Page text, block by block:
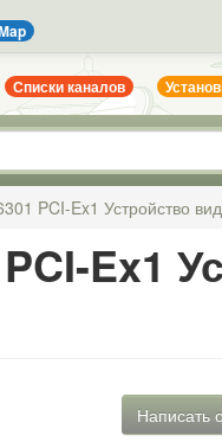
Списки каналов
PCI-Ex1 Устройство
Ex1
Написать